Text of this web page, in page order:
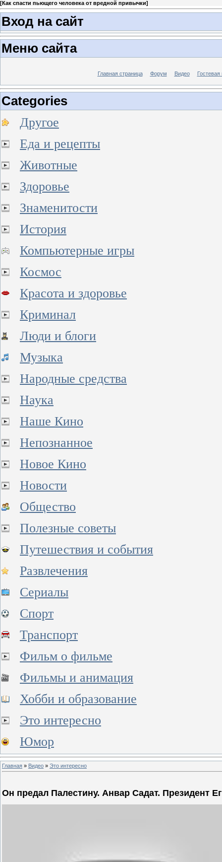
[Как спасти пьющего человека от вредной привычки]
Вход на сайт
Меню сайта
Главная страница Форум Видео Гостевая
Categories
Другое
Еда и рецепты
Животные
Здоровье
Знаменитости
История
Компьютерные игры
Космос
Красота и здоровье
Криминал
Люди и блоги
Музыка
Народные средства
Наука
Наше Кино
Непознанное
Новое Кино
Новости
Общество
Полезные советы
Путешествия и события
Развлечения
Сериалы
Спорт
Транспорт
Фильм о фильме
Фильмы и анимация
Хобби и образование
Это интересно
Юмор
Главная » Видео » Это интересно
Он предал Палестину. Анвар Садат. Президент